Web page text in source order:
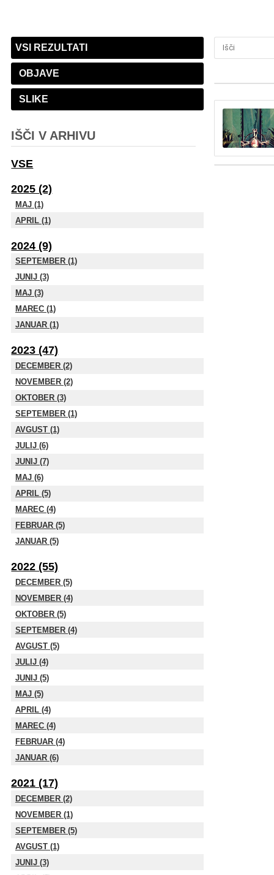
VSI REZULTATI
OBJAVE
SLIKE
IŠČI V ARHIVU
VSE
2025 (2)
MAJ (1)
APRIL (1)
2024 (9)
SEPTEMBER (1)
JUNIJ (3)
MAJ (3)
MAREC (1)
JANUAR (1)
2023 (47)
DECEMBER (2)
NOVEMBER (2)
OKTOBER (3)
SEPTEMBER (1)
AVGUST (1)
JULIJ (6)
JUNIJ (7)
MAJ (6)
APRIL (5)
MAREC (4)
FEBRUAR (5)
JANUAR (5)
2022 (55)
DECEMBER (5)
NOVEMBER (4)
OKTOBER (5)
SEPTEMBER (4)
AVGUST (5)
JULIJ (4)
JUNIJ (5)
MAJ (5)
APRIL (4)
MAREC (4)
FEBRUAR (4)
JANUAR (6)
2021 (17)
DECEMBER (2)
NOVEMBER (1)
SEPTEMBER (5)
AVGUST (1)
JUNIJ (3)